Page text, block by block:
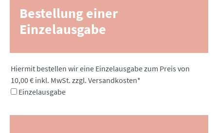
Bestellung einer
Einzelausgabe
Pflichtfeld
Hiermit bestellen wir eine Einzelausgabe zum Preis von
10,00 € inkl. MwSt. zzgl. Versandkosten*
Einzelausgabe